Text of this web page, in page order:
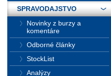
SPRAVODAJSTVO
Novinky z burzy a
komentáre
Odborné články
StockList
Analýzy